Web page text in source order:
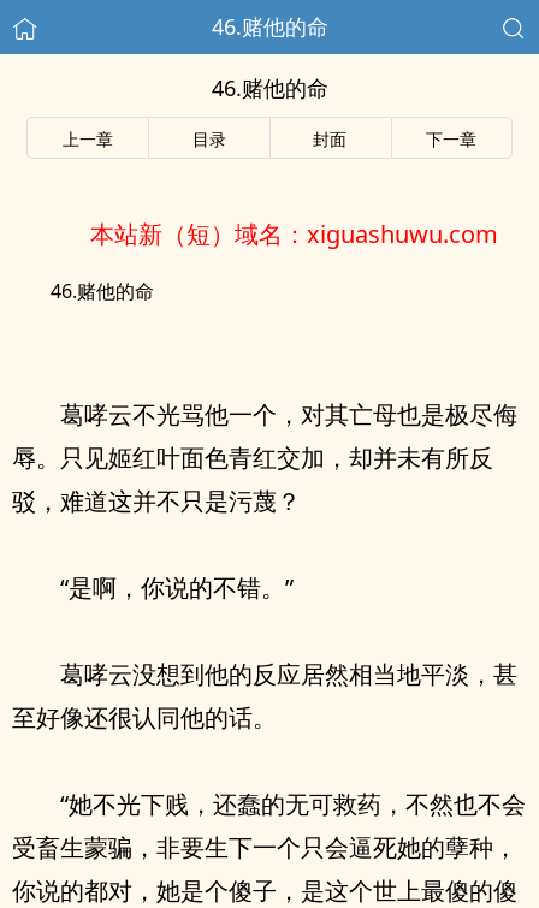
46.赌他的命
46.赌他的命
上一章 目录 封面 下一章
本站新（短）域名：xiguashuwu.com
46.赌他的命
葛哮云不光骂他一个，对其亡母也是极尽侮
辱。只见姬红叶面色青红交加，却并未有所反
驳，难道这并不只是污蔑？
“是啊，你说的不错。”
葛哮云没想到他的反应居然相当地平淡，甚
至好像还很认同他的话。
“她不光下贱，还蠢的无可救药，不然也不会
受畜生蒙骗，非要生下一个只会逼死她的孽种，
你说的都对，她是个傻子，是这个世上最傻的傻